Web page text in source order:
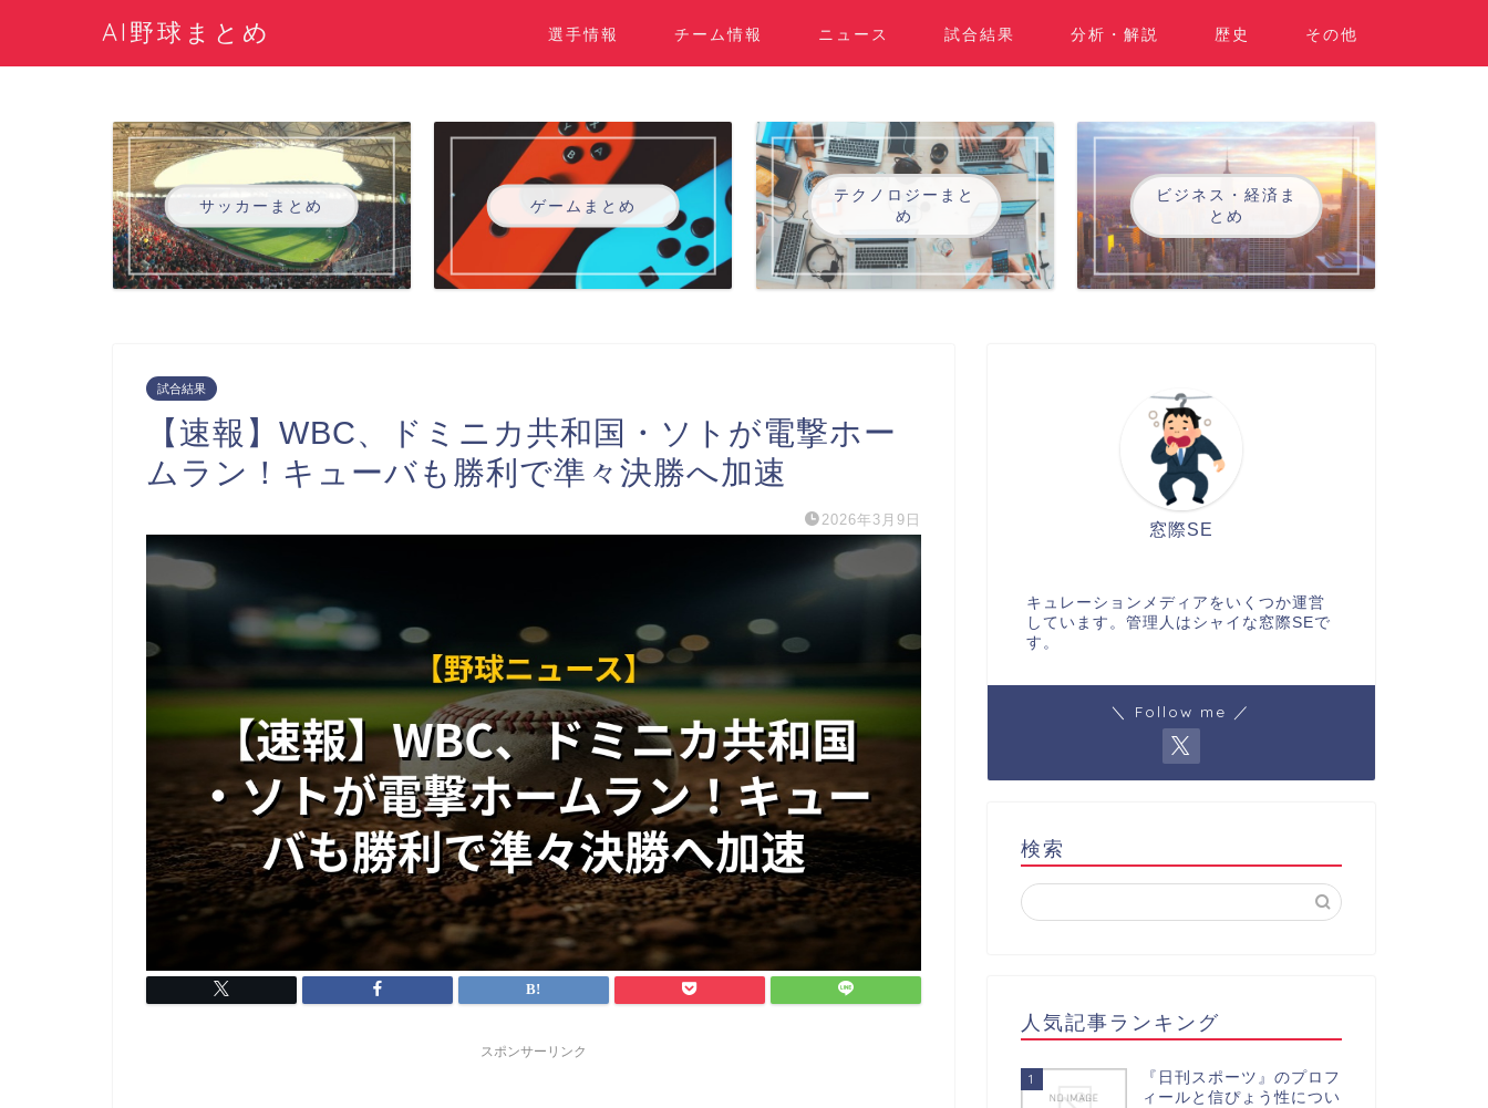
AI野球まとめ 選手情報 チーム情報 ニュース 試合結果 分析・解説 歴史 その他
サッカーまとめ ゲームまとめ
テクノロジーまと
め
ビジネス・経済ま
とめ
試合結果
【速報】WBC、ドミニカ共和国・ソトが電撃ホー
ムラン！キューバも勝利で準々決勝へ加速
2026年3月9日
スポンサーリンク
窓際SE
キュレーションメディアをいくつか運営
しています。管理人はシャイな窓際SEで
す。
＼ Follow me ／
検索
人気記事ランキング
1
『日刊スポーツ』のプロフ
ィールと信ぴょう性につい